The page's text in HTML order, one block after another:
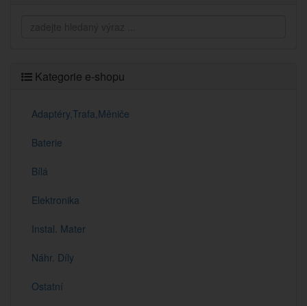
Kategorie e-shopu
Adaptéry,Trafa,Měniče
Baterie
Bílá
Elektronika
Instal. Mater
Náhr. Díly
Ostatní